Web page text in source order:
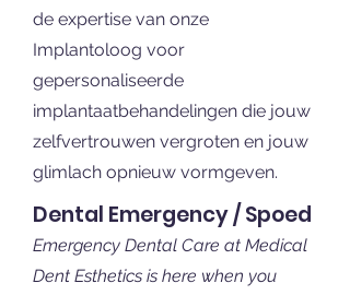
de expertise van onze
Implantoloog voor
gepersonaliseerde
implantaatbehandelingen die jouw
zelfvertrouwen vergroten en jouw
glimlach opnieuw vormgeven.
Dental Emergency / Spoed
Emergency Dental Care at Medical
Dent Esthetics is here when you